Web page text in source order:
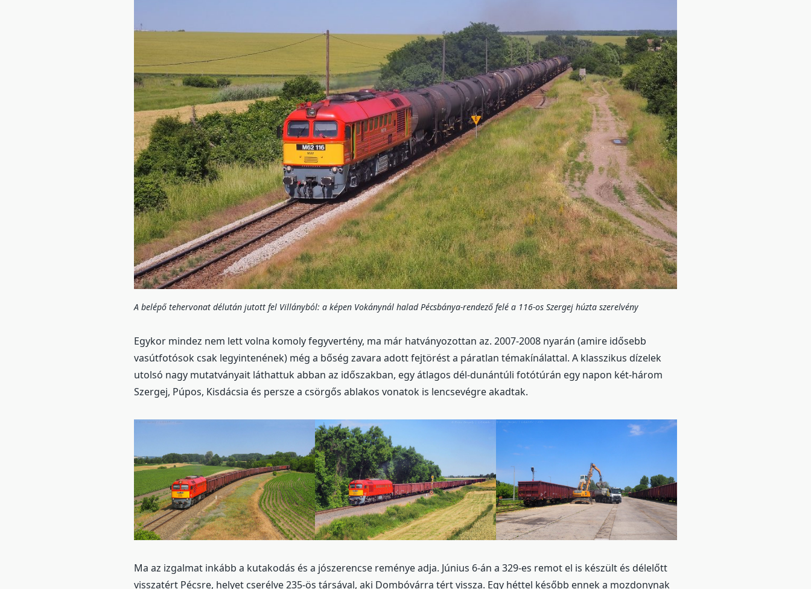
A belépő tehervonat délután jutott fel Villányból: a képen Vokánynál halad Pécsbánya-rendező felé a 116-os Szergej húzta szerelvény
Egykor mindez nem lett volna komoly fegyvertény, ma már hatványozottan az. 2007-2008 nyarán (amire idősebb
vasútfotósok csak legyintenének) még a bőség zavara adott fejtörést a páratlan témakínálattal. A klasszikus dízelek
utolsó nagy mutatványait láthattuk abban az időszakban, egy átlagos dél-dunántúli fotótúrán egy napon két-három
Szergej, Púpos, Kisdácsia és persze a csörgős ablakos vonatok is lencsevégre akadtak.
Ma az izgalmat inkább a kutakodás és a jószerencse reménye adja. Június 6-án a 329-es remot el is készült és délelőtt
visszatért Pécsre, helyet cserélve 235-ös társával, aki Dombóvárra tért vissza. Egy héttel később ennek a mozdonynak